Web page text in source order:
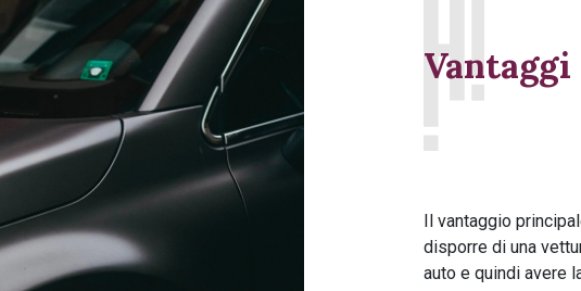
Il vantaggio
disporre di una
auto e quindi avere